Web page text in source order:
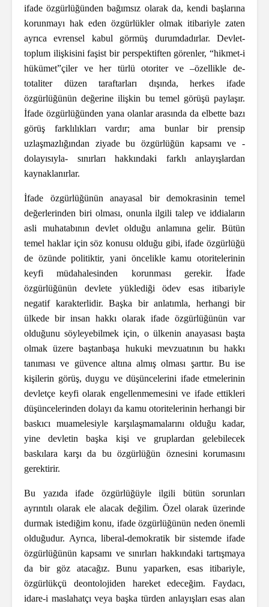
ifade özgürlüğünden bağımsız olarak da, kendi başlarına
korunmayı hak eden özgürlükler olmak itibariyle zaten
ayrıca evrensel kabul görmüş durumdadırlar. Devlet-
toplum ilişkisini faşist bir perspektiften görenler, “hikmet-i
hükümet”çiler ve her türlü otoriter ve –özellikle de-
totaliter düzen taraftarları dışında, herkes ifade
özgürlüğünün değerine ilişkin bu temel görüşü paylaşır.
İfade özgürlüğünden yana olanlar arasında da elbette bazı
görüş farklılıkları vardır; ama bunlar bir prensip
uzlaşmazlığından ziyade bu özgürlüğün kapsamı ve -
dolayısıyla- sınırları hakkındaki farklı anlayışlardan
kaynaklanırlar.
İfade özgürlüğünün anayasal bir demokrasinin temel
değerlerinden biri olması, onunla ilgili talep ve iddiaların
asli muhatabının devlet olduğu anlamına gelir. Bütün
temel haklar için söz konusu olduğu gibi, ifade özgürlüğü
de özünde politiktir, yani öncelikle kamu otoritelerinin
keyfi müdahalesinden korunması gerekir. İfade
özgürlüğünün devlete yüklediği ödev esas itibariyle
negatif karakterlidir. Başka bir anlatımla, herhangi bir
ülkede bir insan hakkı olarak ifade özgürlüğünün var
olduğunu söyleyebilmek için, o ülkenin anayasası başta
olmak üzere baştanbaşa hukuki mevzuatının bu hakkı
tanıması ve güvence altına almış olması şarttır. Bu ise
kişilerin görüş, duygu ve düşüncelerini ifade etmelerinin
devletçe keyfi olarak engellenmemesini ve ifade ettikleri
düşüncelerinden dolayı da kamu otoritelerinin herhangi bir
baskıcı muamelesiyle karşılaşmamalarını olduğu kadar,
yine devletin başka kişi ve gruplardan gelebilecek
baskılara karşı da bu özgürlüğün öznesini korumasını
gerektirir.
Bu yazıda ifade özgürlüğüyle ilgili bütün sorunları
ayrıntılı olarak ele alacak değilim. Özel olarak üzerinde
durmak istediğim konu, ifade özgürlüğünün neden önemli
olduğudur. Ayrıca, liberal-demokratik bir sistemde ifade
özgürlüğünün kapsamı ve sınırları hakkındaki tartışmaya
da bir göz atacağız. Bunu yaparken, esas itibariyle,
özgürlükçü deontolojiden hareket edeceğim. Faydacı,
idare-i maslahatçı veya başka türden anlayışları esas alan